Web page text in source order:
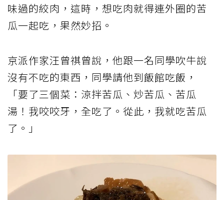
味過的絞肉，這時，想吃肉就得連外圈的苦
瓜一起吃，果然妙招。
京派作家汪曾祺曾說，他跟一名同學吹牛說
沒有不吃的東西，同學請他到飯館吃飯，
「要了三個菜：涼拌苦瓜、炒苦瓜、苦瓜
湯！我咬咬牙，全吃了。從此，我就吃苦瓜
了。」